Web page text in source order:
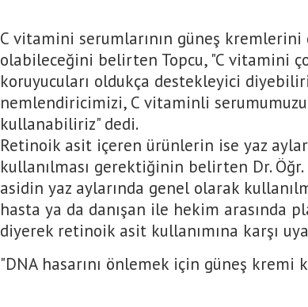
C vitamini serumlarının güneş
olabileceğini belirten Topcu, "C vitamini
koruyucuları oldukça destekleyici
nemlendiricimizi, C vitaminli
kullanabiliriz" dedi.
Retinoik asit içeren ürünlerin ise yaz
kullanılması gerektiğinin belirten Dr.
asidin yaz aylarında genel olarak
hasta ya da danışan ile hekim arasında
diyerek retinoik asit kullanımına karşı
"DNA hasarını önlemek için güneş kremi